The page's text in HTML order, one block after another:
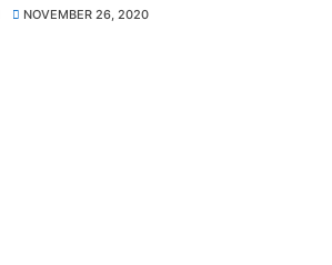
NOVEMBER 26, 2020